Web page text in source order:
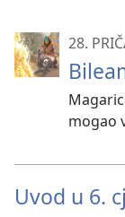
28.
mogao
Uvod u 6.